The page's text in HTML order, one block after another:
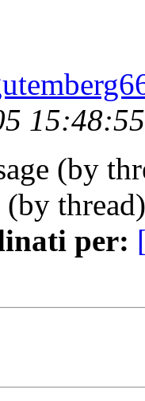
(by
(by
per: